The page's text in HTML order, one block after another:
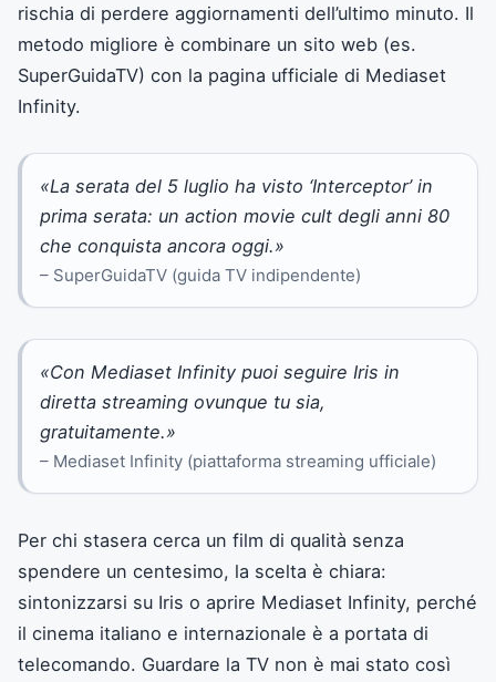
rischia di perdere aggiornamenti dell’ultimo minuto. Il
metodo migliore è combinare un sito web (es.
SuperGuidaTV) con la pagina ufficiale di Mediaset
Infinity.
«La serata del 5 luglio ha visto ‘Interceptor’ in
prima serata: un action movie cult degli anni 80
che conquista ancora oggi.»
– SuperGuidaTV (guida TV indipendente)
«Con Mediaset Infinity puoi seguire Iris in
diretta streaming ovunque tu sia,
gratuitamente.»
– Mediaset Infinity (piattaforma streaming ufficiale)
Per chi stasera cerca un film di qualità senza
spendere un centesimo, la scelta è chiara:
sintonizzarsi su Iris o aprire Mediaset Infinity, perché
il cinema italiano e internazionale è a portata di
telecomando. Guardare la TV non è mai stato così